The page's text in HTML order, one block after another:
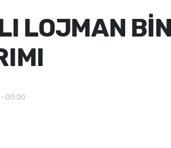
LOJMAN
00:00